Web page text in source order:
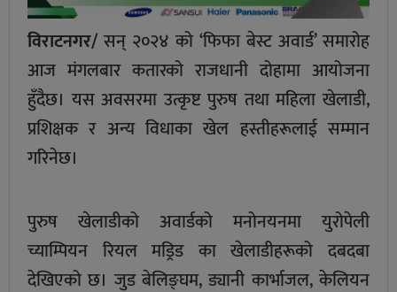
विराटनगर/ सन् २०२४ को ‘फिफा बेस्ट अवार्ड’ समारोह
आज मंगलबार कतारको राजधानी दोहामा आयोजना
हुँदैछ। यस अवसरमा उत्कृष्ट पुरुष तथा महिला खेलाडी,
प्रशिक्षक र अन्य विधाका खेल हस्तीहरूलाई सम्मान
गरिनेछ।
पुरुष खेलाडीको अवार्डको मनोनयनमा युरोपेली
च्याम्पियन रियल मड्रिड का खेलाडीहरूको दबदबा
देखिएको छ। जुड बेलिङ्घम, ड्यानी कार्भाजल, केलियन